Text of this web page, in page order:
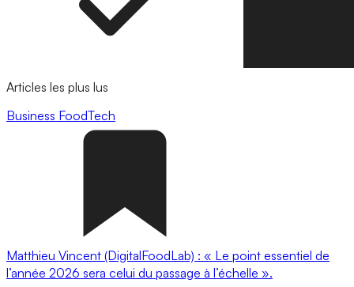
Articles les plus lus
Business FoodTech
Matthieu Vincent (DigitalFoodLab) : « Le point essentiel de
l’année 2026 sera celui du passage à l’échelle ».